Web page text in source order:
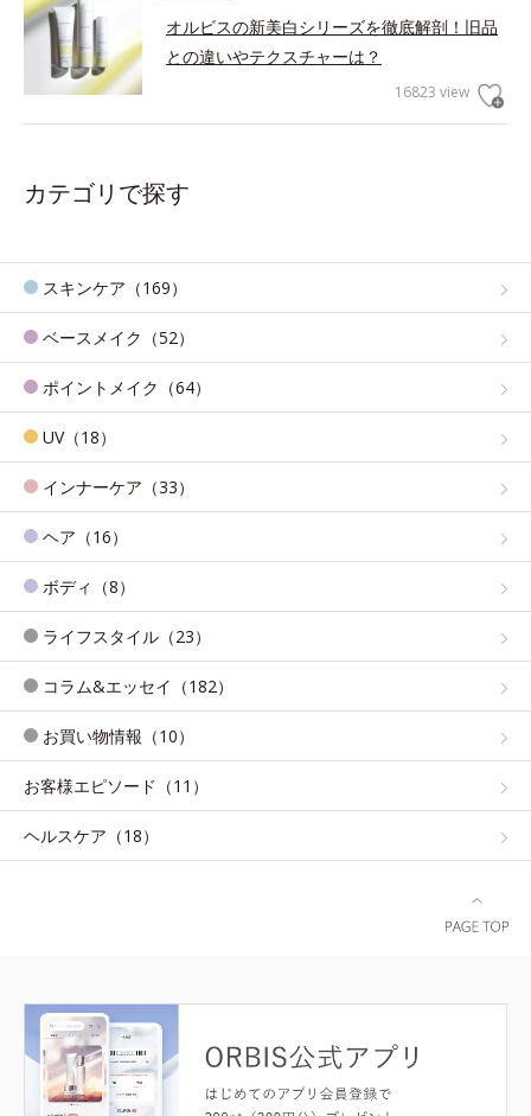
オルビスの新美白シリーズを徹底解剖！旧品
との違いやテクスチャーは？
16823 view
カテゴリで探す
スキンケア（169）
ベースメイク（52）
ポイントメイク（64）
UV（18）
インナーケア（33）
ヘア（16）
ボディ（8）
ライフスタイル（23）
コラム&エッセイ（182）
お買い物情報（10）
お客様エピソード（11）
ヘルスケア（18）